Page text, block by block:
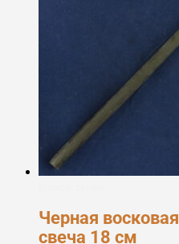
Черная восковая
свеча 18 см